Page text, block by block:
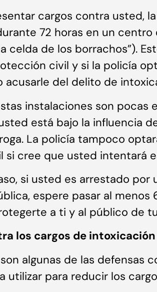
cargos contra usted,
72 horas en un
celda de los borrachos”).
civil y si la policía
acusarle del delito de
instalaciones son pocas
está bajo la influencia
La policía tampoco
si cree que usted intentará
si usted es arrestado por
espere pasar al menos
a ti y al público de
los cargos de
algunas de las defensas
utilizar para reducir los